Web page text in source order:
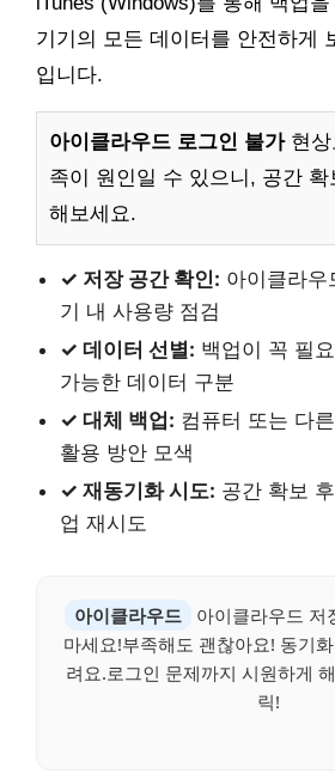
기기의 모든 데이터를 안전하게
입니다.
아이클라우드 로그인 불가현상
족이 원인일 수 있으니, 공간
해보세요.
✓ 저장 공간 확인: 아이클라우
기 내 사용량 점검
✓ 데이터 선별: 백업이 꼭 필
가능한 데이터 구분
✓ 대체 백업: 컴퓨터 또는 다
활용 방안 모색
✓ 재동기화 시도: 공간 확보
업 재시도
아이클라우드
아이클라우드 저
마세요!부족해도 괜찮아요! 동기
려요.로그인 문제까지 시원하게
릭!